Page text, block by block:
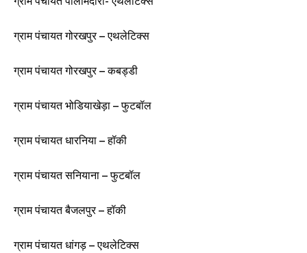
ग्राम पंचायत गोरखपुर – एथलेटिक्स
ग्राम पंचायत गोरखपुर – कबड्डी
ग्राम पंचायत भोडियाखेड़ा – फुटबॉल
ग्राम पंचायत धारनिया – हॉकी
ग्राम पंचायत सनियाना – फुटबॉल
ग्राम पंचायत बैजलपुर – हॉकी
ग्राम पंचायत धांगड़ – एथलेटिक्स